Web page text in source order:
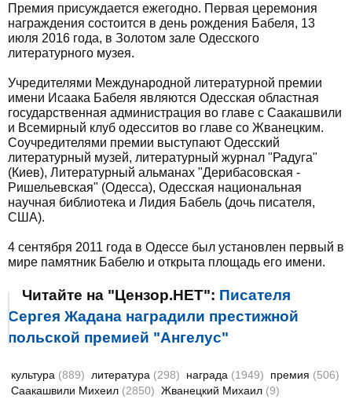
Премия присуждается ежегодно. Первая церемония
награждения состоится в день рождения Бабеля, 13
июля 2016 года, в Золотом зале Одесского
литературного музея.
Учредителями Международной литературной премии
имени Исаака Бабеля являются Одесская областная
государственная администрация во главе с Саакашвили
и Всемирный клуб одесситов во главе со Жванецким.
Соучредителями премии выступают Одесский
литературный музей, литературный журнал "Радуга"
(Киев), Литературный альманах "Дерибасовская -
Ришельевская" (Одесса), Одесская национальная
научная библиотека и Лидия Бабель (дочь писателя,
США).
4 сентября 2011 года в Одессе был установлен первый в
мире памятник Бабелю и открыта площадь его имени.
Читайте на "Цензор.НЕТ": Писателя
Сергея Жадана наградили престижной
польской премией "Ангелус"
культура (889) литература (298) награда (1949) премия (506)
Саакашвили Михеил (2850) Жванецкий Михаил (9)